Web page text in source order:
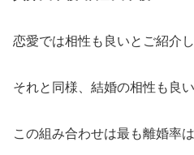
恋愛では相性も良いとご紹介し
それと同様、結婚の相性も良い
この組み合わせは最も離婚率